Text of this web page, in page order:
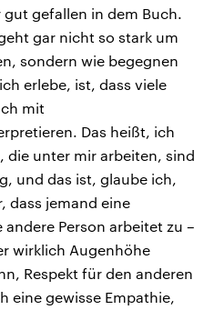
gefallen in dem Buch.
gar nicht so stark um
sondern wie begegnen
erlebe, ist, dass viele
mit
Das heißt, ich
die unter mir arbeiten, sind
und das ist, glaube ich,
dass jemand eine
Person arbeitet zu –
wirklich Augenhöhe
Respekt für den anderen
eine gewisse Empathie,